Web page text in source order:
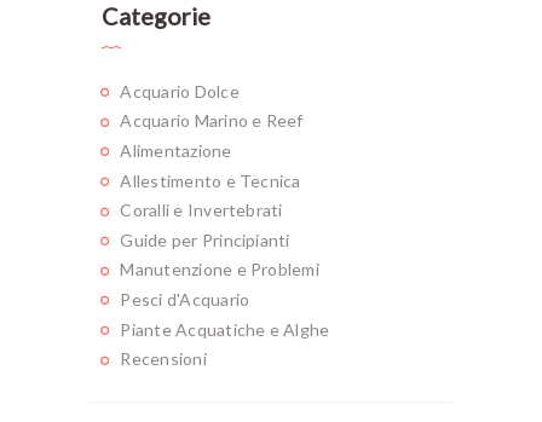
Categorie
Acquario Dolce
Acquario Marino e Reef
Alimentazione
Allestimento e Tecnica
Coralli e Invertebrati
Guide per Principianti
Manutenzione e Problemi
Pesci d'Acquario
Piante Acquatiche e Alghe
Recensioni